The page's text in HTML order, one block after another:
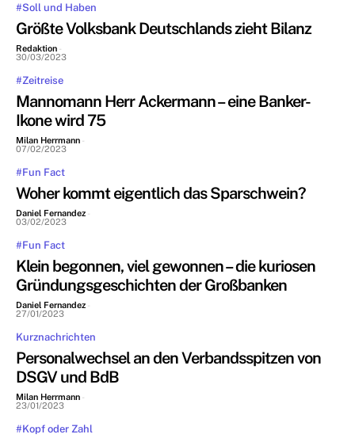
#Soll und Haben
Größte Volksbank Deutschlands zieht Bilanz
Redaktion -
30/03/2023
#Zeitreise
Mannomann Herr Ackermann – eine Banker-
Ikone wird 75
Milan Herrmann -
07/02/2023
#Fun Fact
Woher kommt eigentlich das Sparschwein?
Daniel Fernandez -
03/02/2023
#Fun Fact
Klein begonnen, viel gewonnen – die kuriosen
Gründungsgeschichten der Großbanken
Daniel Fernandez -
27/01/2023
Kurznachrichten
Personalwechsel an den Verbandsspitzen von
DSGV und BdB
Milan Herrmann -
23/01/2023
#Kopf oder Zahl